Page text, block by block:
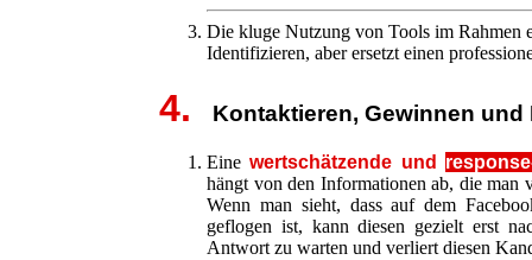
Die kluge Nutzung von Tools im Rahmen
Identifizieren, aber ersetzt einen
4. Kontaktieren, Gewinnen
Einewertschätzende und
hängt von den Informationen ab, die man
Wenn man sieht, dass auf dem
geflogen ist, kann diesen gezielt erst
Antwort zu warten und verliert diesen